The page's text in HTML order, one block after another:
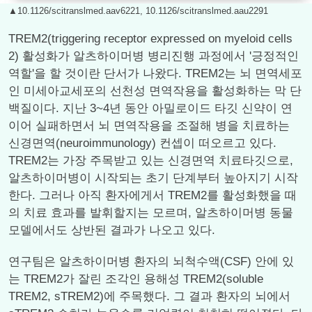
▲10.1126/scitranslmed.aav6221, 10.1126/scitranslmed.aau2291
TREM2(triggering receptor expressed on myeloid cells
2) 활성화가 알츠하이머병 병리진행 과정에서 '긍정적인
역할'을 할 것이란 단서가 나왔다. TREM2는 뇌 면역세포
인 미세아교세포의 선천성 면역작용을 활성화하는 막 단
백질이다. 지난 3~4년 동안 아밀로이드 타깃 신약이 연
이어 실패하면서 뇌 면역작용을 조절해 병을 치료하는
신경면역(neuroimmunology) 컨셉이 떠오르고 있다.
TREM2는 가장 주목받고 있는 신경면역 치료타깃으로,
알츠하이머병이 시작되는 초기 단계부터 높아지기 시작
한다. 그러나 아직 환자에게서 TREM2를 활성화했을 때
의 치료 효과를 발휘할지는 모르며, 알츠하이머병 동물
모델에서도 상반된 결과가 나오고 있다.
연구팀은 알츠하이머병 환자의 뇌척수액(CSF) 안에 있
는 TREM2가 잘린 조각인 용해성 TREM2(soluble
TREM2, sTREM2)에 주목했다. 그 결과 환자의 뇌에서